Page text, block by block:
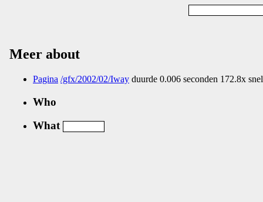
Meer about
Pagina /gfx/2002/02/Iway duurde 0.006 seconden 172.8x
Who
What